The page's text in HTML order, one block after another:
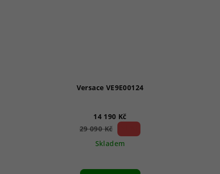
Versace VE9E00124
14 190 Kč
29 090 Kč
Skladem